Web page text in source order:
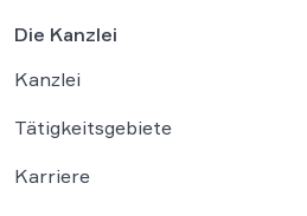
Die Kanzlei
Kanzlei
Tätigkeitsgebiete
Karriere